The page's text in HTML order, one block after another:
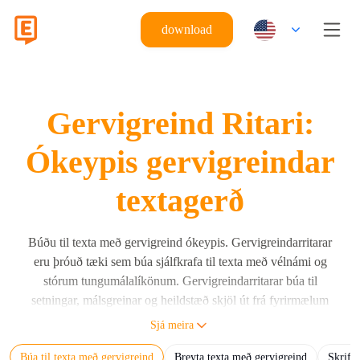
download
Gervigreind Ritari:
Ókeypis gervigreindar
textagerð
Búðu til texta með gervigreind ókeypis. Gervigreindarritarar
eru þróuð tæki sem búa sjálfkrafa til texta með vélnámi og
stórum tungumálalíkönum. Gervigreindarritarar búa til
setningar, málsgreinar og heildstæð skjöl út frá fyrirmælum
notenda með stórum tungumálalíkönum (LLMs) eins og
Sjá meira
Búa til texta með gervigreind Breyta texta með gervigreind Skrifa